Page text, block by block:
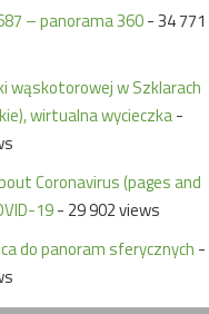
– panorama 360- 34 771
wąskotorowej w Szklarach
wirtualna wycieczka-
Coronavirus (pages and
19- 29 902 views
do panoram sferycznych -